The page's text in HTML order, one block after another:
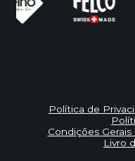
Política de
Condições
Livro